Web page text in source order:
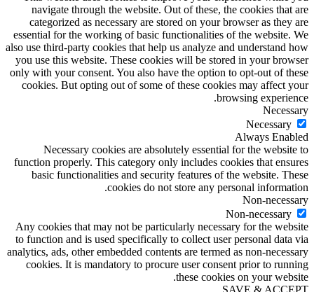
navigate through the website. Out of these, the cookies that are
categorized as necessary are stored on your browser as they are
essential for the working of basic functionalities of the website. We
also use third-party cookies that help us analyze and understand how
you use this website. These cookies will be stored in your browser
only with your consent. You also have the option to opt-out of these
cookies. But opting out of some of these cookies may affect your
browsing experience.
Necessary
Necessary
Always Enabled
Necessary cookies are absolutely essential for the website to
function properly. This category only includes cookies that ensures
basic functionalities and security features of the website. These
cookies do not store any personal information.
Non-necessary
Non-necessary
Any cookies that may not be particularly necessary for the website
to function and is used specifically to collect user personal data via
analytics, ads, other embedded contents are termed as non-necessary
cookies. It is mandatory to procure user consent prior to running
these cookies on your website.
SAVE & ACCEPT